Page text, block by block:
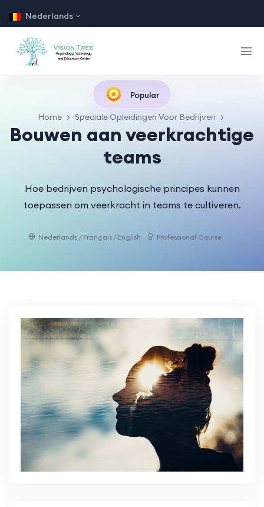
Nederlands
Popular
Home Speciale Opleidingen Voor Bedrijven
Bouwen aan veerkrachtige
teams
Hoe bedrijven psychologische principes kunnen
toepassen om veerkracht in teams te cultiveren.
Nederlands / Français / English Professional Course